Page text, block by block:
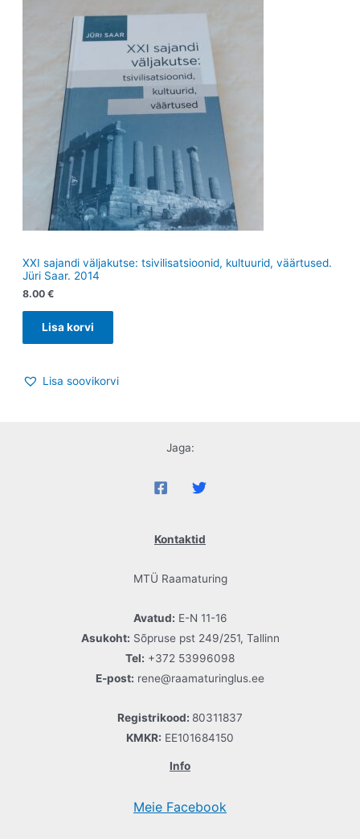
XXI sajandi väljakutse: tsivilisatsioonid, kultuurid, väärtused.
Jüri Saar. 2014
8.00 €
Lisa korvi
Lisa soovikorvi
Jaga:
Kontaktid
MTÜ Raamaturing
Avatud: E-N 11-16
Asukoht: Sõpruse pst 249/251, Tallinn
Tel: +372 53996098
E-post: rene@raamaturinglus.ee
Registrikood: 80311837
KMKR: EE101684150
Info
Meie Facebook